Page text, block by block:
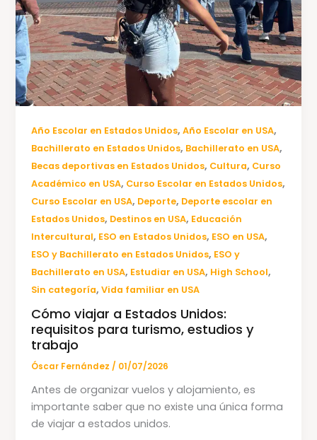
Año Escolar en Estados Unidos,Año Escolar en USA,
Bachillerato en Estados Unidos, Bachillerato en USA,
Becas deportivas en Estados Unidos, Cultura, Curso
Académico en USA, Curso Escolar en Estados Unidos,
Curso Escolar en USA, Deporte, Deporte escolar en
Estados Unidos, Destinos en USA, Educación
Intercultural, ESO en Estados Unidos, ESO en USA,
ESO y Bachillerato en Estados Unidos, ESO y
Bachillerato en USA, Estudiar en USA, High School,
Sin categoría,Vida familiar en USA
Cómo viajar a Estados Unidos:
requisitos para turismo, estudios y
trabajo
Óscar Fernández / 01/07/2026
Antes de organizar vuelos y alojamiento, es
importante saber que no existe una única forma
de viajar a estados unidos.